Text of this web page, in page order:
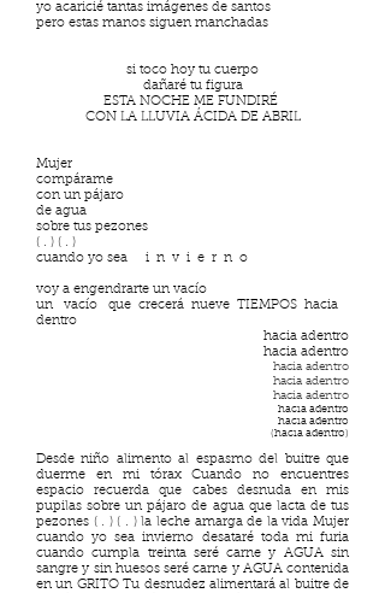
yo acaricié tantas imágenes de santos
pero estas manos siguen manchadas
si toco hoy tu cuerpo
dañaré tu figura
ESTA NOCHE ME FUNDIRÉ
CON LA LLUVIA ÁCIDA DE ABRIL
Mujer
compárame
con un pájaro
de agua
sobre tus pezones
( . ) ( . )
cuando yo sea i n v i e r n o
voy a engendrarte un vacío
un vacío que crecerá nueve TIEMPOS hacia
dentro
hacia adentro
hacia adentro
hacia adentro
hacia adentro
hacia adentro
hacia adentro
hacia adentro
(hacia adentro)
Desde niño alimento al espasmo del buitre que
duerme en mi tórax Cuando no encuentres
espacio recuerda que cabes desnuda en mis
pupilas sobre un pájaro de agua que lacta de tus
pezones ( . ) ( . ) la leche amarga de la vida Mujer
cuando yo sea invierno desataré toda mi furia
cuando cumpla treinta seré carne y AGUA sin
sangre y sin huesos seré carne y AGUA contenida
en un GRITO Tu desnudez alimentará al buitre de